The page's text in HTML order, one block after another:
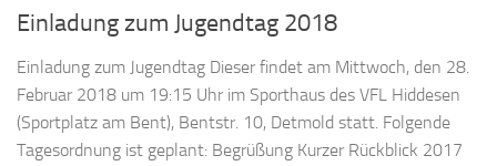
Einladung zum Jugendtag 2018
Einladung zum Jugendtag Dieser findet am Mittwoch, den 28.
Februar 2018 um 19:15 Uhr im Sporthaus des VFL Hiddesen
(Sportplatz am Bent), Bentstr. 10, Detmold statt. Folgende
Tagesordnung ist geplant: Begrüßung Kurzer Rückblick 2017